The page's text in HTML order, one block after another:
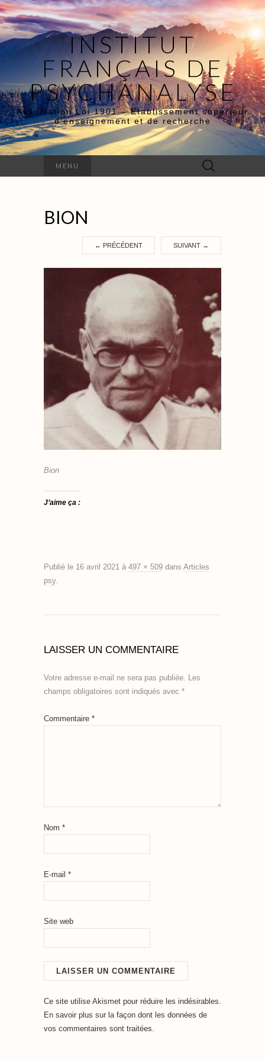
INSTITUT
FRANÇAIS DE
PSYCHANALYSE
Association Loi 1901 – Etablissement supérieur
d’enseignement et de recherche
MENU Rechercher :
BION
← PRÉCÉDENT SUIVANT →
Bion
J’aime ça :
Publié le 16 avril 2021 à 497 × 509 dans Articles
psy.
LAISSER UN COMMENTAIRE
Votre adresse e-mail ne sera pas publiée. Les
champs obligatoires sont indiqués avec *
Commentaire *
Nom *
E-mail *
Site web
Ce site utilise Akismet pour réduire les indésirables.
En savoir plus sur la façon dont les données de
vos commentaires sont traitées.